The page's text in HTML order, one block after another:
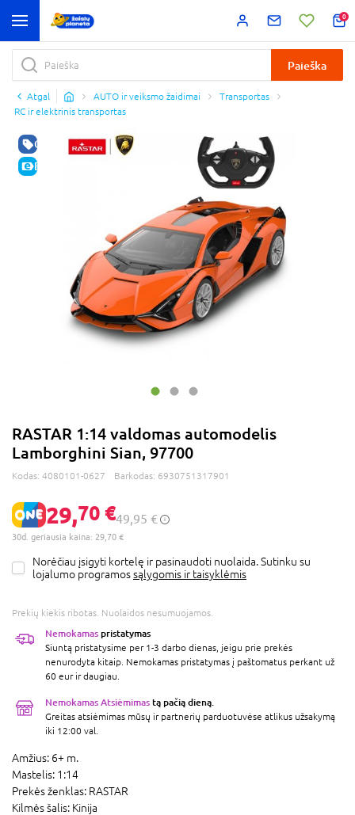
0
Paieška
Atgal AUTO ir veiksmo žaidimai
Transportas
RC ir elektrinis transportas
GERA KAINA
E-KAINA
RASTAR 1:14 valdomas automodelis
Lamborghini Sian, 97700
Kodas: 4080101-0627 Barkodas: 6930751317901
29,70 €49,95 €
30d. geriausia kaina: 29,70 €
Norėčiau įsigyti kortelę ir pasinaudoti nuolaida. Sutinku su
lojalumo programossąlygomis ir taisyklėmis
Prekių kiekis ribotas. Nuolaidos nesumuojamos.
Nemokamas pristatymas
Siuntą pristatysime per 1-3 darbo dienas, jeigu prie prekės
nenurodyta kitaip. Nemokamas pristatymas į paštomatus perkant už
60 eur ir daugiau.
Nemokamas Atsiėmimas tą pačią dieną.
Greitas atsiėmimas mūsų ir partnerių parduotuvėse atlikus užsakymą
iki 12:00 val.
Amžius: 6+ m.
Mastelis: 1:14
Prekės ženklas: RASTAR
Kilmės šalis: Kinija